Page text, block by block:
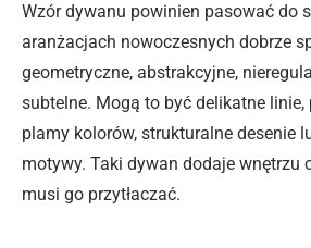
Wzór dywanu powinien pasować do
aranżacjach nowoczesnych dobrze
geometryczne, abstrakcyjne,
subtelne. Mogą to być delikatne linie,
plamy kolorów, strukturalne desenie
motywy. Taki dywan dodaje wnętrzu
musi go przytłaczać.